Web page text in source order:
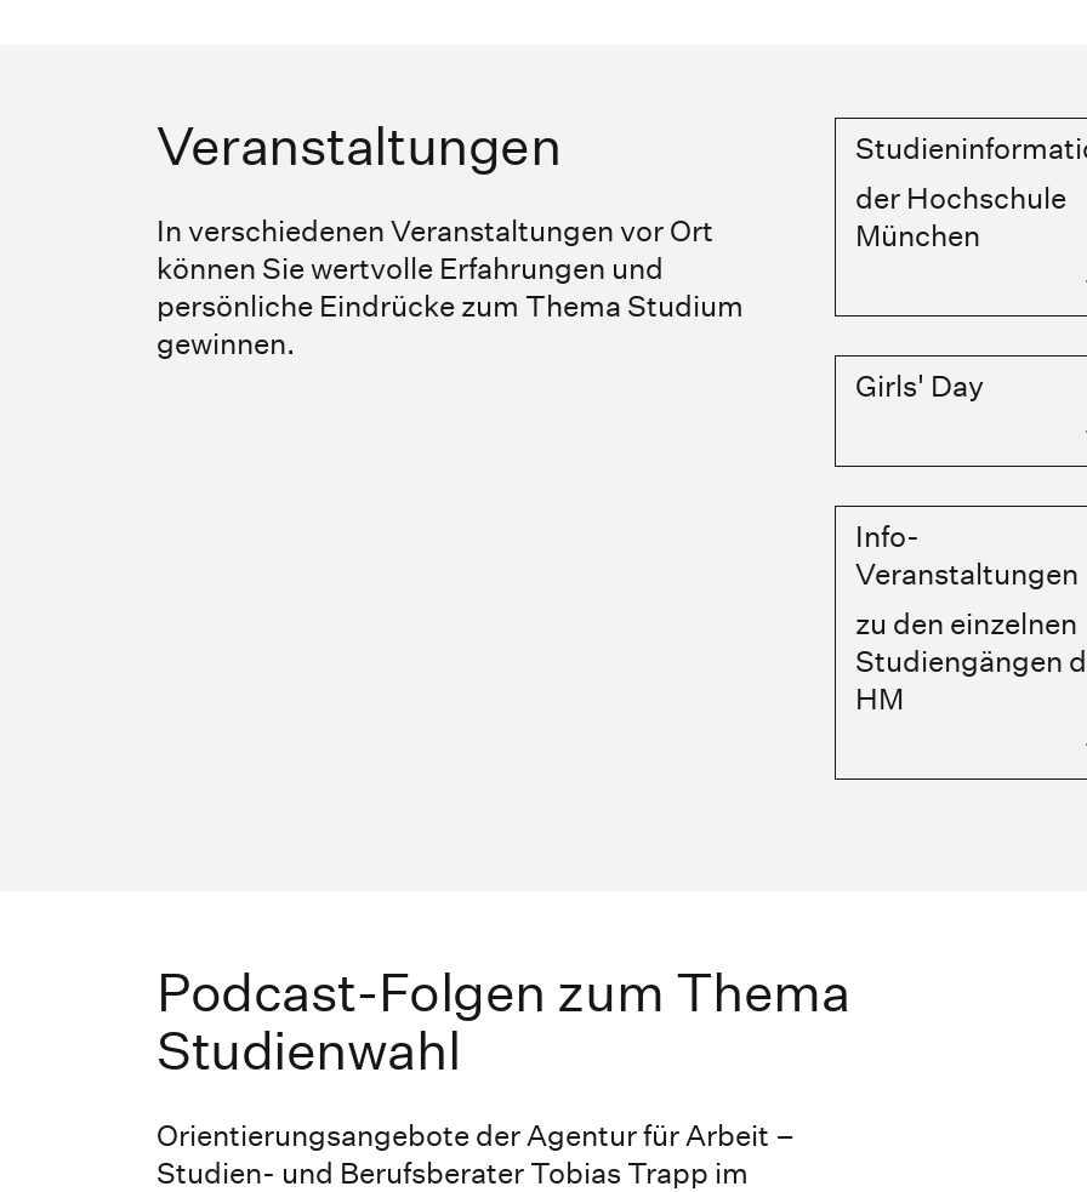
Veranstaltungen
In verschiedenen Veranstaltungen vor Ort
können Sie wertvolle Erfahrungen und
persönliche Eindrücke zum Thema Studium
gewinnen.
der Hochschule
München
Girls' Day
Info-
Veranstaltungen
zu den einzelnen
Studiengängen
HM
Podcast-Folgen zum Thema
Studienwahl
Orientierungsangebote der Agentur für Arbeit –
Studien- und Berufsberater Tobias Trapp im